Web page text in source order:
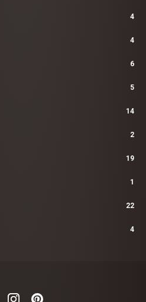
4
4
6
5
14
2
19
1
22
4